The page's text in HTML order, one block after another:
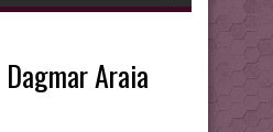
Dagmar Araia